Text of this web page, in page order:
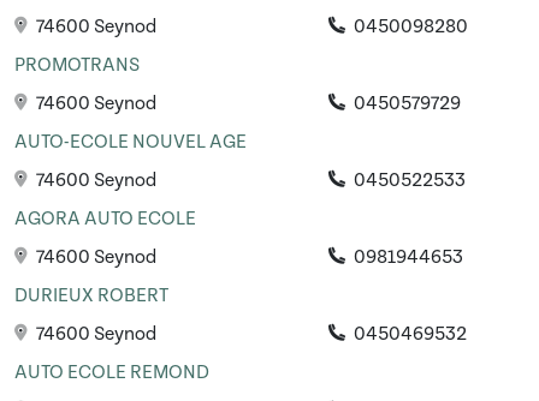
74600 Seynod
0450098280
PROMOTRANS
74600 Seynod
0450579729
AUTO-ECOLE NOUVEL AGE
74600 Seynod
0450522533
AGORA AUTO ECOLE
74600 Seynod
0981944653
DURIEUX ROBERT
74600 Seynod
0450469532
AUTO ECOLE REMOND